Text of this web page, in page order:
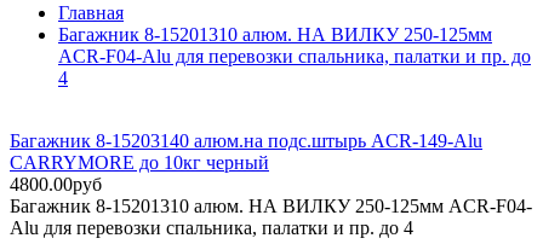
Главная
Багажник 8-15201310 алюм. НА ВИЛКУ 250-125мм
ACR-F04-Alu для перевозки спальника, палатки и пр. до
4
Багажник 8-15203140 алюм.на подс.штырь ACR-149-Alu
CARRYMORE до 10кг черный
4800.00руб
Багажник 8-15201310 алюм. НА ВИЛКУ 250-125мм ACR-F04-
Alu для перевозки спальника, палатки и пр. до 4